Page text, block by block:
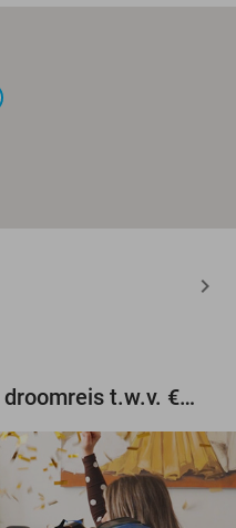
Maak gratis kans op een droomreis t.w.v. €3.000!